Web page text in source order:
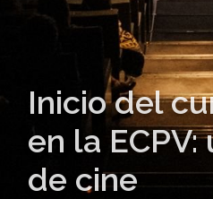
Inicio del
en la
de cine